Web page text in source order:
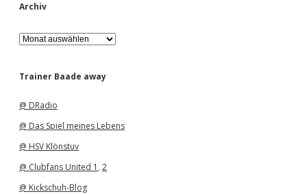
Archiv
A
r
h
Trainer Baade away
@ DRadio
@ Das Spiel meines Lebens
@ HSV Klönstuv
@ Clubfans United 1 , 2
@ Kickschuh-Blog